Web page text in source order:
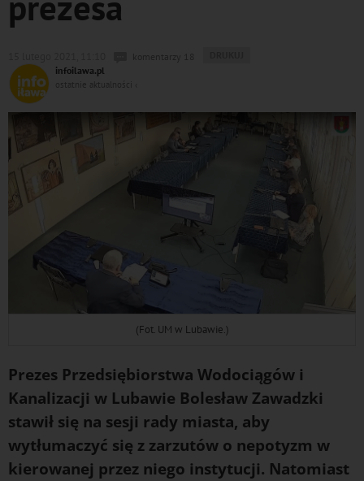
infoilawa.pl
ostatnie aktualności ‹
(Fot. UM w Lubawie.)
Prezes Przedsiębiorstwa Wodociągów i
Kanalizacji w Lubawie Bolesław Zawadzki
stawił się na sesji rady miasta, aby
wytłumaczyć się z zarzutów o nepotyzm w
kierowanej przez niego instytucji. Natomiast